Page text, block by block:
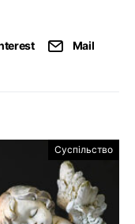
Mail
Суспільство